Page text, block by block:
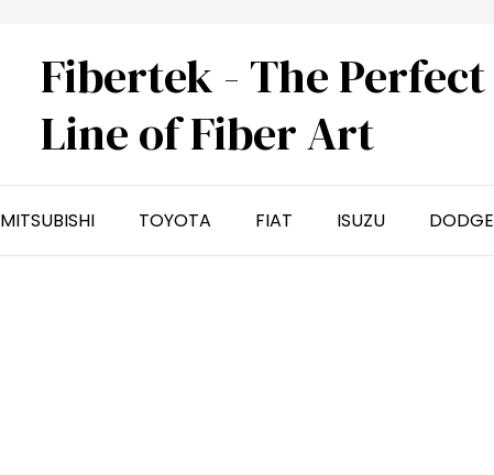
Fibertek - The Perfect
Line of Fiber Art
MITSUBISHI TOYOTA FIAT ISUZU DODGE